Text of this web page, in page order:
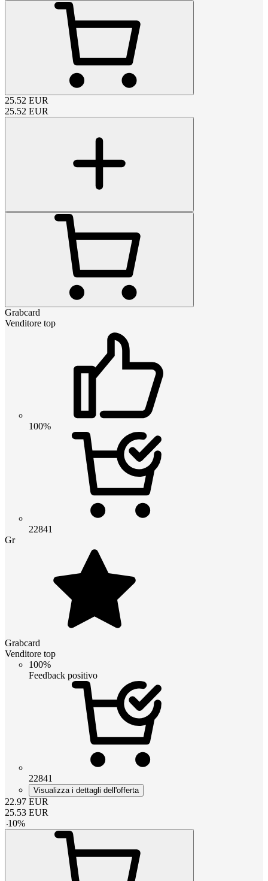
25.52 EUR
25.52 EUR
Grabcard
Venditore top
100%
22841
Gr
Grabcard
Venditore top
100%
Feedback positivo
22841
Visualizza i dettagli dell'offerta
22.97 EUR
25.53 EUR
-10%